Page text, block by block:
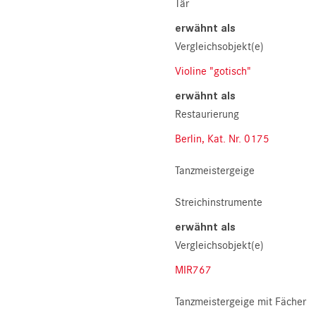
Târ
erwähnt als
Vergleichsobjekt(e)
Violine "gotisch"
erwähnt als
Restaurierung
Berlin, Kat. Nr. 0175
Tanzmeistergeige
Streichinstrumente
erwähnt als
Vergleichsobjekt(e)
MIR767
Tanzmeistergeige mit Fächer